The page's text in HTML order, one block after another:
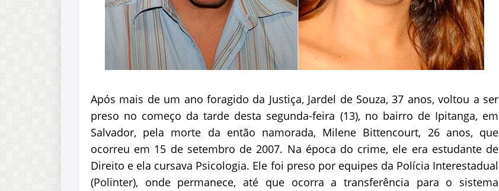
Após mais de um ano foragido da Justiça, Jardel de Souza, 37 anos, voltou a ser
preso no começo da tarde desta segunda-feira (13), no bairro de Ipitanga, em
Salvador, pela morte da então namorada, Milene Bittencourt, 26 anos, que
ocorreu em 15 de setembro de 2007. Na época do crime, ele era estudante de
Direito e ela cursava Psicologia. Ele foi preso por equipes da Polícia Interestadual
(Polinter), onde permanece, até que ocorra a transferência para o sistema